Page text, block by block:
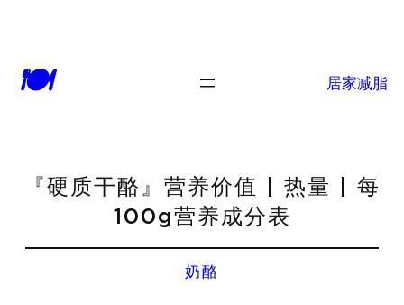
🍽 居家减脂
『硬质干酪』营养价值 | 热量 | 每
100g营养成分表
奶酪